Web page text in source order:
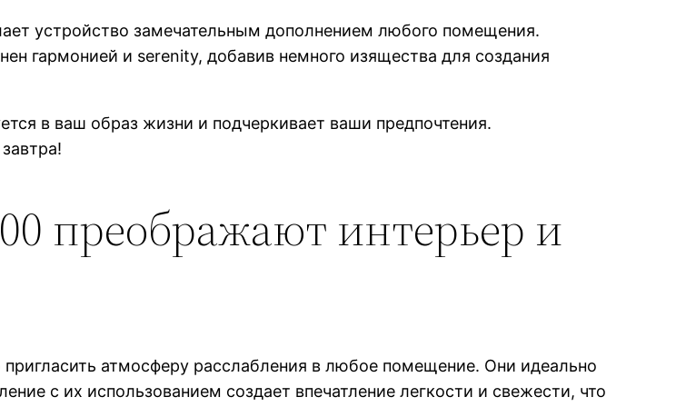
устройство замечательным дополнением любого помещения.
гармонией и serenity, добавив немного изящества для создания
в ваш образ жизни и подчеркивает ваши предпочтения.
преображают интерьер и
атмосферу расслабления в любое помещение. Они идеально
с их использованием создает впечатление легкости и свежести, что